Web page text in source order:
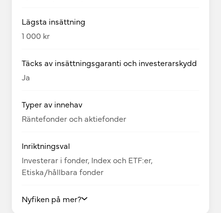
Lägsta insättning
1 000 kr
Täcks av insättningsgaranti och investerarskydd
Ja
Typer av innehav
Räntefonder och aktiefonder
Inriktningsval
Investerar i fonder, Index och ETF:er,
Etiska/hållbara fonder
Nyfiken på mer?